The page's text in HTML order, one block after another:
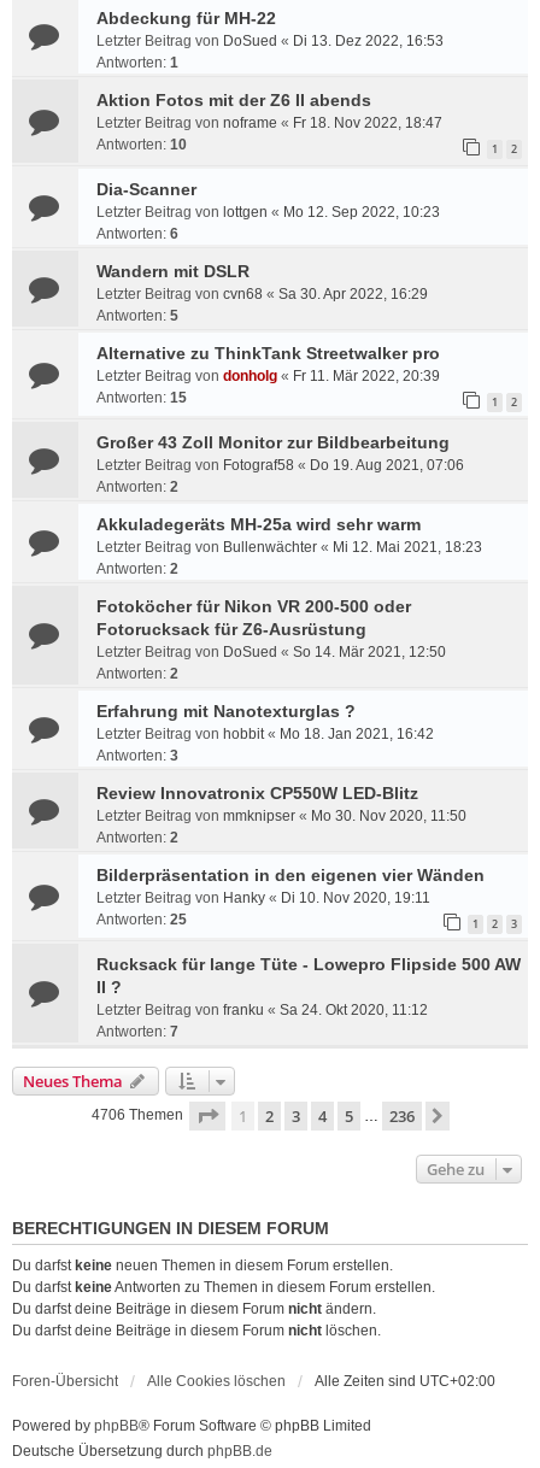
Abdeckung für MH-22
Letzter Beitrag von DoSued « Di 13. Dez 2022, 16:53
Antworten: 1
Aktion Fotos mit der Z6 II abends
Letzter Beitrag von noframe « Fr 18. Nov 2022, 18:47
Antworten: 10 1 2
Dia-Scanner
Letzter Beitrag von lottgen « Mo 12. Sep 2022, 10:23
Antworten: 6
Wandern mit DSLR
Letzter Beitrag von cvn68 « Sa 30. Apr 2022, 16:29
Antworten: 5
Alternative zu ThinkTank Streetwalker pro
Letzter Beitrag von donholg « Fr 11. Mär 2022, 20:39
Antworten: 15 1 2
Großer 43 Zoll Monitor zur Bildbearbeitung
Letzter Beitrag von Fotograf58 « Do 19. Aug 2021, 07:06
Antworten: 2
Akkuladegeräts MH-25a wird sehr warm
Letzter Beitrag von Bullenwächter « Mi 12. Mai 2021, 18:23
Antworten: 2
Fotoköcher für Nikon VR 200-500 oder
Fotorucksack für Z6-Ausrüstung
Letzter Beitrag von DoSued « So 14. Mär 2021, 12:50
Antworten: 2
Erfahrung mit Nanotexturglas ?
Letzter Beitrag von hobbit« Mo 18. Jan 2021, 16:42
Antworten: 3
Review Innovatronix CP550W LED-Blitz
Letzter Beitrag von mmknipser « Mo 30. Nov 2020, 11:50
Antworten: 2
Bilderpräsentation in den eigenen vier Wänden
Letzter Beitrag von Hanky « Di 10. Nov 2020, 19:11
Antworten: 25 1 2 3
Rucksack für lange Tüte - Lowepro Flipside 500 AW
II ?
Letzter Beitrag von franku « Sa 24. Okt 2020, 11:12
Antworten: 7
Neues Thema
4706 Themen Seite 1von 236
1 2 3 4 5 … 236
Gehe zu
BERECHTIGUNGEN IN DIESEM FORUM
Du darfst keine neuen Themen in diesem Forum erstellen.
Du darfst keineAntworten zu Themen in diesem Forum erstellen.
Du darfst deine Beiträge in diesem Forum nicht ändern.
Du darfst deine Beiträge in diesem Forum nicht löschen.
Foren-Übersicht Alle Cookies löschen Alle Zeiten sind UTC+02:00
Powered by phpBB® Forum Software © phpBB Limited
Deutsche Übersetzung durch phpBB.de